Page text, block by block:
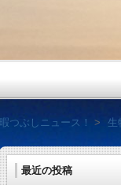
最近の投稿
暇つぶしニュース！ 生
暇つぶし